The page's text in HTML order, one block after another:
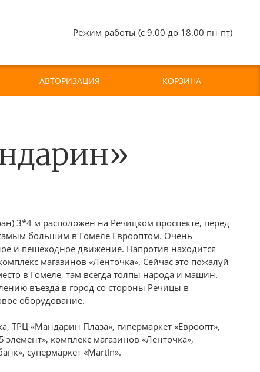
Режим работы (с 9.00 до 18.00 пн-пт)
АВТОРИЗАЦИЯ КОРЗИНА
3*4 м расположен на Речицком проспекте, перед
большим в Гомеле Еврооптом. Очень
и пешеходное движение. Напротив находится
магазинов «Ленточка». Сейчас это пожалуй
в Гомеле, там всегда толпы народа и машин.
въезда в город со стороны Речицы в
оборудование.
ТРЦ «Мандарин Плаза», гипермаркет «Евроопт»,
элемент», комплекс магазинов «Ленточка»,
супермаркет «MartIn».